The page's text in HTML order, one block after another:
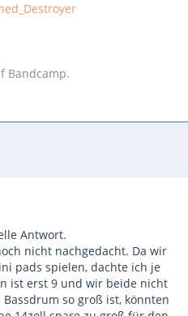
Bandcamp.
Antwort.
nicht nachgedacht. Da wir
pads spielen, dachte ich je
ist erst 9 und wir beide nicht
so groß ist, könnten